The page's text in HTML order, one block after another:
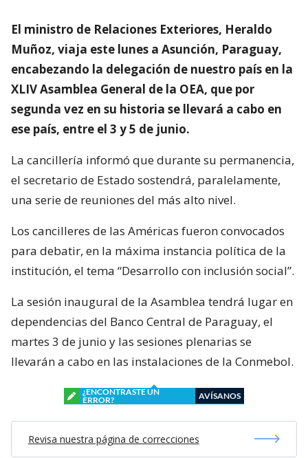
El ministro de Relaciones Exteriores, Heraldo
Muñoz, viaja este lunes a Asunción, Paraguay,
encabezando la delegación de nuestro país en la
XLIV Asamblea General de la OEA, que por
segunda vez en su historia se llevará a cabo en
ese país, entre el 3 y 5 de junio.
La cancillería informó que durante su permanencia,
el secretario de Estado sostendrá, paralelamente,
una serie de reuniones del más alto nivel.
Los cancilleres de las Américas fueron convocados
para debatir, en la máxima instancia política de la
institución, el tema “Desarrollo con inclusión social”.
La sesión inaugural de la Asamblea tendrá lugar en
dependencias del Banco Central de Paraguay, el
martes 3 de junio y las sesiones plenarias se
llevarán a cabo en las instalaciones de la Conmebol.
¿ENCONTRASTE UN
ERROR?
AVÍSANOS
Revisa nuestra página de correcciones